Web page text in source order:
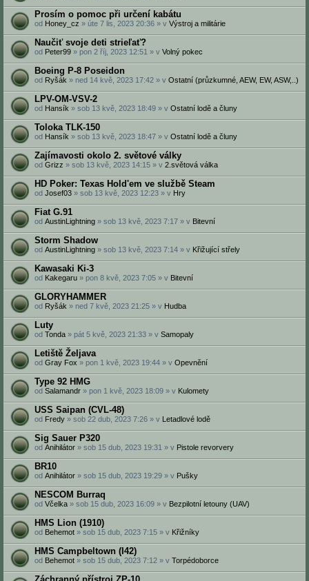
Prosím o pomoc při určení kabátu
od Honey_cz » úte 7 lis, 2023 20:36 » v Výstroj a militárie
Naučiť svoje deti strieľať?
od Peter99 » pon 2 říj, 2023 12:51 » v Volný pokec
Boeing P-8 Poseidon
od Ryšák » ned 14 kvě, 2023 17:42 » v Ostatní (průzkumné, AEW, EW, ASW,..)
LPV-OM-VSV-2
od Hansík » sob 13 kvě, 2023 18:49 » v Ostatní lodě a čluny
Toloka TLK-150
od Hansík » sob 13 kvě, 2023 18:47 » v Ostatní lodě a čluny
Zajímavosti okolo 2. světové války
od Grizz » sob 13 kvě, 2023 14:15 » v 2.světová válka
HD Poker: Texas Hold'em ve službě Steam
od Josef03 » sob 13 kvě, 2023 12:23 » v Hry
Fiat G.91
od AustinLightning » sob 13 kvě, 2023 7:17 » v Bitevní
Storm Shadow
od AustinLightning » sob 13 kvě, 2023 7:14 » v Křižující střely
Kawasaki Ki-3
od Kakegaru » pon 8 kvě, 2023 7:05 » v Bitevní
GLORYHAMMER
od Ryšák » ned 7 kvě, 2023 21:25 » v Hudba
Luty
od Tonda » pát 5 kvě, 2023 21:33 » v Samopaly
Letiště Željava
od Gray Fox » pon 1 kvě, 2023 19:44 » v Opevnění
Type 92 HMG
od Salamandr » pon 1 kvě, 2023 18:09 » v Kulomety
USS Saipan (CVL-48)
od Fredy » sob 22 dub, 2023 7:26 » v Letadlové lodě
Sig Sauer P320
od Anihilátor » sob 15 dub, 2023 19:31 » v Pistole revorvery
BR10
od Anihilátor » sob 15 dub, 2023 19:29 » v Pušky
NESCOM Burraq
od Včelka » sob 15 dub, 2023 16:09 » v Bezpilotní letouny (UAV)
HMS Lion (1910)
od Behemot » sob 15 dub, 2023 7:15 » v Křižníky
HMS Campbeltown (I42)
od Behemot » sob 15 dub, 2023 7:12 » v Torpédoborce
Záchranný přístroj ZP-10